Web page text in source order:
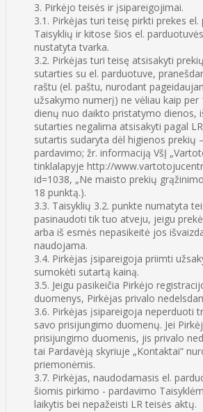
3. Pirkėjo teisės ir įsipareigojimai.
3.1. Pirkėjas turi teisę pirkti prekes
Taisyklių ir kitose šios el.
nustatyta tvarka.
3.2. Pirkėjas turi teisę atsisakyti
sutarties su el. parduotuve,
raštu (el. paštu, nurodant
užsakymo numerį) ne vėliau kaip per
dienų nuo daikto pristatymo dienos,
sutarties negalima atsisakyti pagal
sutartis sudaryta dėl higienos prekių
pardavimo; žr. informaciją VšĮ
tinklalapyje http://
id=1038, „Ne maisto prekių
18 punktą.).
3.3. Taisyklių 3.2. punkte numatyta
pasinaudoti tik tuo atveju, jeigu
arba iš esmės nepasikeitė jos
naudojama.
3.4. Pirkėjas įsipareigoja priimti
sumokėti sutartą kainą.
3.5. Jeigu pasikeičia Pirkėjo
duomenys, Pirkėjas privalo
3.6. Pirkėjas įsipareigoja neperduoti
savo prisijungimo duomenų. Jei
prisijungimo duomenis, jis privalo
tai Pardavėją skyriuje „Kontaktai“
priemonėmis.
3.7. Pirkėjas, naudodamasis el.
šiomis pirkimo - pardavimo
laikytis bei nepažeisti LR teisės aktų.